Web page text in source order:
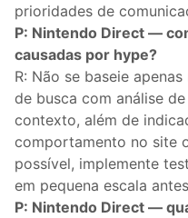
prioridades de
P: Nintendo Direct —
causadas por hype?
R: Não se baseie
de busca com análise
contexto, além de
comportamento no site
possível, implemente
em pequena escala
P: Nintendo Direct —